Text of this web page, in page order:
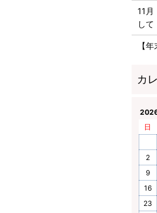
11
して
【
日
2
9
16
23